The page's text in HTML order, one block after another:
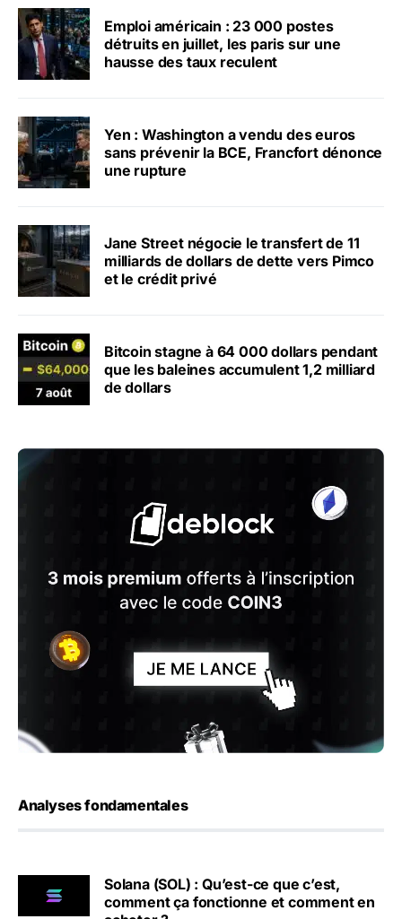
Emploi américain : 23 000 postes
détruits en juillet, les paris sur une
hausse des taux reculent
Yen : Washington a vendu des euros
sans prévenir la BCE, Francfort dénonce
une rupture
Jane Street négocie le transfert de 11
milliards de dollars de dette vers Pimco
et le crédit privé
Bitcoin stagne à 64 000 dollars pendant
que les baleines accumulent 1,2 milliard
de dollars
Analyses fondamentales
Solana (SOL) : Qu’est-ce que c’est,
comment ça fonctionne et comment en